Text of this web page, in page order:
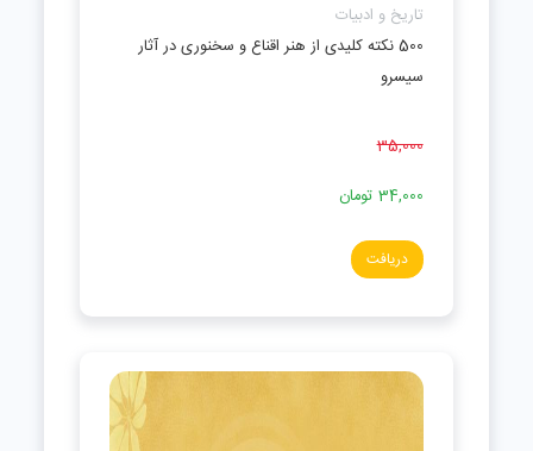
تاریخ و ادبیات
500 نکته کلیدی از ھنر اقناع و سخنوری در آثار
سیسرو
35,000
34,000 تومان
دریافت